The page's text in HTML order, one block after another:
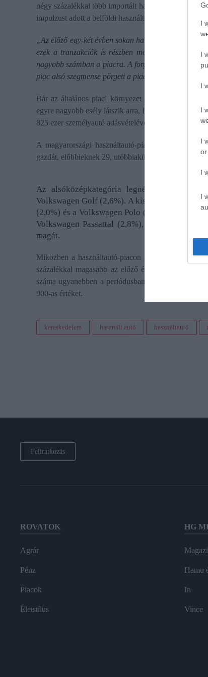
I
I
I
I
I
or
I
I
négy százalékkal több importált használt autót
impulzust adott a belföldi használtautó-piacnak.
„Az előző egy-két évben sokan halasztották el
ezek a tranzakciók is részben most realizálódnak.
nagyobb számban a piacra. A forgalom a
piac alsó szegmense pörgeti a piacot”
Bár az általános piaci környezet továbbra is
egyre nagyobb esély látszik arra, hogy 2024
825 ezer személyautó adásvételével érte el a
A magyarországi használtautó-piacon
gazdát, előbbieknek 29, utóbbiaknak 21 százalék volt
Az alsóközépkategória legnépszerűbb
Volkswagen Golf (2,6%). A kisautók listáját
(2,0%) és a Volkswagen Polo (1,5%)
Volkswagen Passattal (2,8%), a Skoda
magát.
Miközben a használtautó-piacon 2024 első négy
százalékkal magasabb az előző év hasonló
száma ugyanebben a periódusban 36 100 darab
900-as értéket.
kereskedelem használt autó használtautó
Feliratkozás
ROVATOK
Agrár
Pénz
Piacok
Életstílus
HG
Hamu
In
Vince